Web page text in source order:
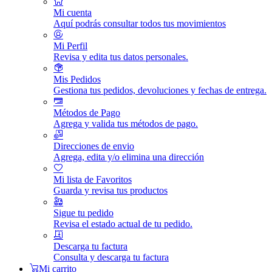
Mi cuenta
Aquí podrás consultar todos tus movimientos
Mi Perfil
Revisa y edita tus datos personales.
Mis Pedidos
Gestiona tus pedidos, devoluciones y fechas de entrega.
Métodos de Pago
Agrega y valida tus métodos de pago.
Direcciones de envio
Agrega, edita y/o elimina una dirección
Mi lista de Favoritos
Guarda y revisa tus productos
Sigue tu pedido
Revisa el estado actual de tu pedido.
Descarga tu factura
Consulta y descarga tu factura
Mi carrito